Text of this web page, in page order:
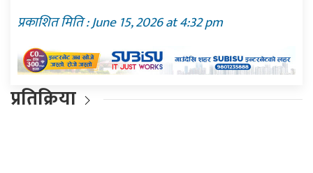
प्रकाशित मिति : June 15, 2026 at 4:32 pm
प्रतिक्रिया